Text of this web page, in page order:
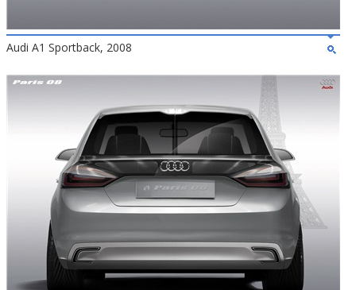
Audi A1 Sportback, 2008